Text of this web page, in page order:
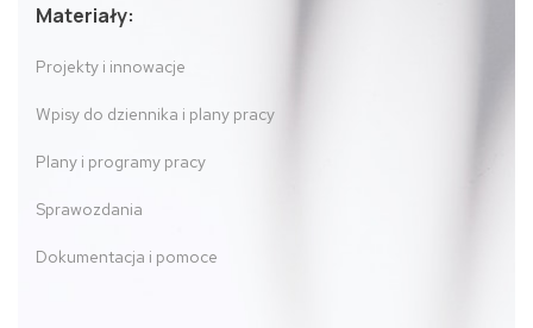
Materiały:
Projekty i innowacje
Wpisy do dziennika i plany pracy
Plany i programy pracy
Sprawozdania
Dokumentacja i pomoce